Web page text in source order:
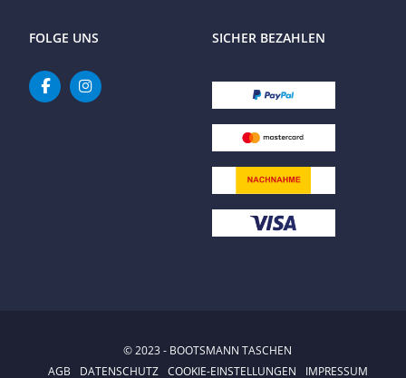
FOLGE UNS SICHER BEZAHLEN
© 2023 - BOOTSMANN TASCHEN
AGB
DATENSCHUTZ COOKIE-EINSTELLUNGEN IMPRESSUM